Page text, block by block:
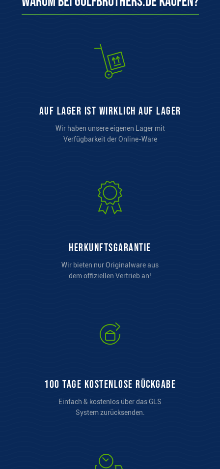
auf Lager ist wirklich auf Lager
Wir haben unsere eigenen Lager mit
Verfügbarkeit der Online-Ware
Herkunftsgarantie
Wir bieten nur Originalware aus
dem offiziellen Vertrieb an!
100 Tage kostenlose Rückgabe
Einfach & kostenlos über das GLS
System zurücksenden.